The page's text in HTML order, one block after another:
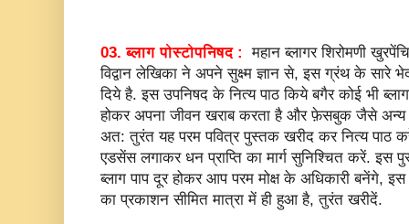
03. ब्लाग पोस्टोपनिषद : महान ब्लागर शिरोमणी
विद्वान लेखिका ने अपने सुक्ष्म ज्ञान से, इस ग्रंथ के
दिये है. इस उपनिषद के नित्य पाठ किये बगैर कोई भी
होकर अपना जीवन खराब करता है और फ़ेसबुक जैसे अन्य
अत: तुरंत यह परम पवित्र पुस्तक खरीद कर नित्य पाठ
एडसेंस लगाकर धन प्राप्ति का मार्ग सुनिश्चित करें.
ब्लाग पाप दूर होकर आप परम मोक्ष के अधिकारी बनेंगे,
का प्रकाशन सीमित मात्रा में ही हुआ है, तुरंत खरीदें.